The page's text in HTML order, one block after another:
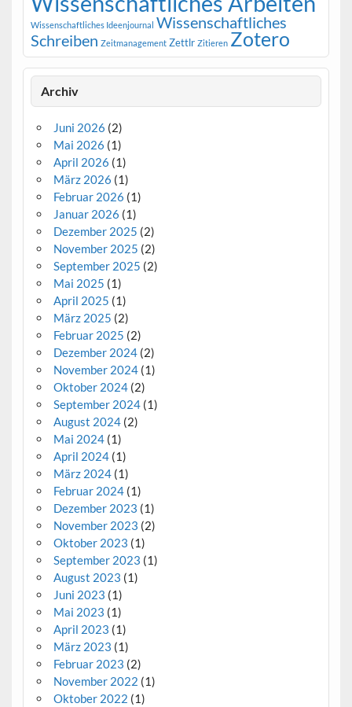
Wissenschaftliches Ideenjournal Wissenschaftliches
Schreiben Zeitmanagement Zettlr Zitieren Zotero
Archiv
Juni 2026 (2)
Mai 2026 (1)
April 2026 (1)
März 2026 (1)
Februar 2026 (1)
Januar 2026 (1)
Dezember 2025 (2)
November 2025 (2)
September 2025 (2)
Mai 2025 (1)
April 2025 (1)
März 2025 (2)
Februar 2025 (2)
Dezember 2024(2)
November 2024(1)
Oktober 2024(2)
September 2024(1)
August 2024(2)
Mai 2024(1)
April 2024(1)
März 2024(1)
Februar 2024(1)
Dezember 2023 (1)
November 2023 (2)
Oktober 2023 (1)
September 2023 (1)
August 2023 (1)
Juni 2023 (1)
Mai 2023 (1)
April 2023 (1)
März 2023 (1)
Februar 2023 (2)
November 2022 (1)
Oktober 2022 (1)